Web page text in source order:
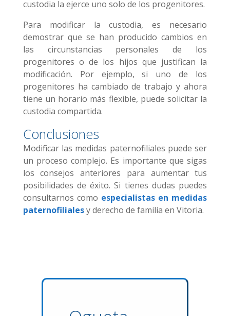
custodia la ejerce uno solo de los progenitores.
Para modificar la custodia, es necesario
demostrar que se han producido cambios en
las circunstancias personales de los
progenitores o de los hijos que justifican la
modificación. Por ejemplo, si uno de los
progenitores ha cambiado de trabajo y ahora
tiene un horario más flexible, puede solicitar la
custodia compartida.
Conclusiones
Modificar las medidas paternofiliales puede ser
un proceso complejo. Es importante que sigas
los consejos anteriores para aumentar tus
posibilidades de éxito. Si tienes dudas puedes
consultarnos como especialistas en medidas
paternofilialesy derecho de familia en Vitoria.